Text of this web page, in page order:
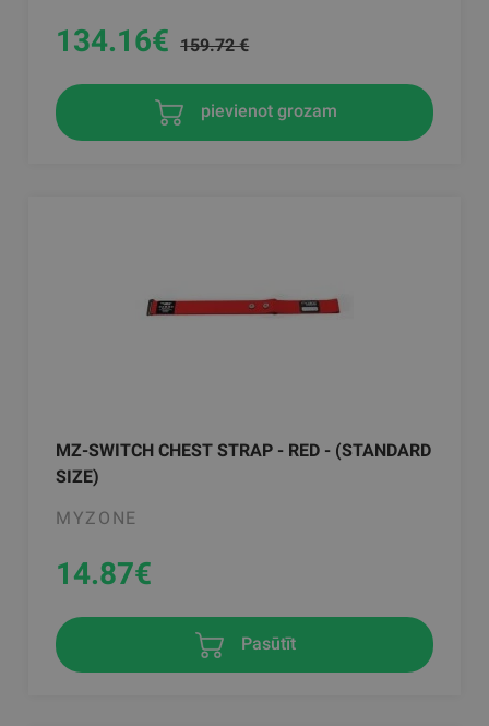
134.16€ 159.72 €
pievienot grozam
MZ-SWITCH CHEST STRAP - RED - (STANDARD
SIZE)
MYZONE
14.87€
Pasūtīt